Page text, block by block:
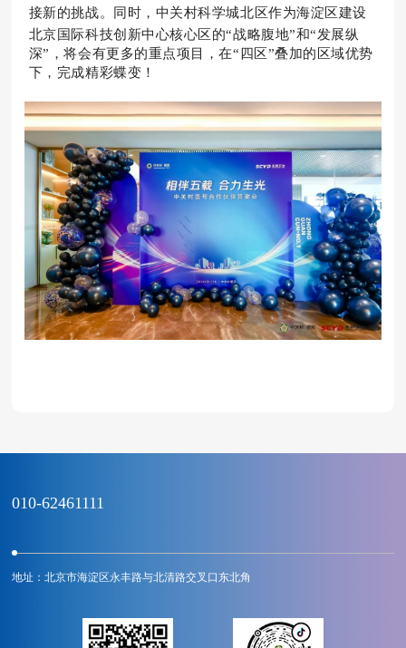
接新的挑战。
同时，中关村科学城北区作为海淀区建设
北京国际科技创新中心核心区的“战略腹地”和“发展纵
深”，将会有更多的重点项目，在“四区”叠加的区域优势
下，完成精彩蝶变！
010-62461111
地址：北京市海淀区永丰路与北清路交叉口东北角